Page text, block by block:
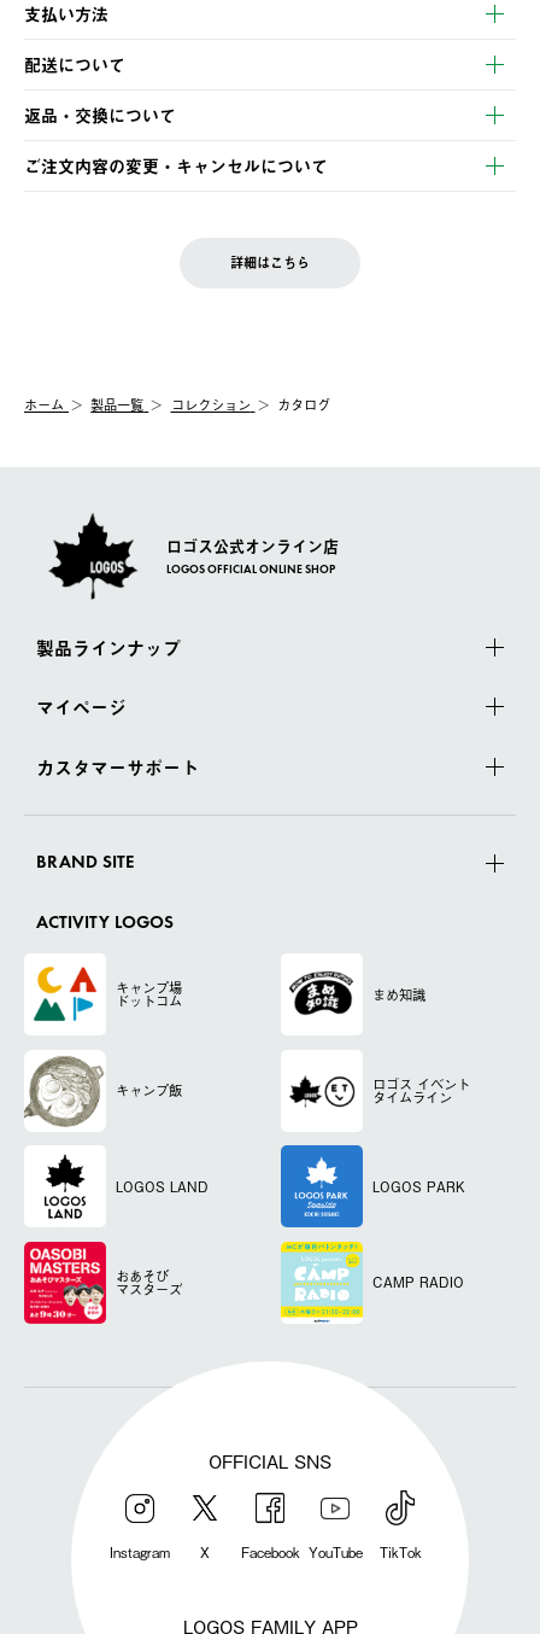
支払い方法
以下のいずれかの方法でお支払いいただけます。
・クレジットカード決済
・コンビニ決済
・Pay-easy決済
配送について
【発送スケジュール】
ご注文・ご入金完了より2営業日以内に商品を発送いたします。
土日祝の発送はございませんので、木曜日以降のご注文は週明け
の発送となる場合がございます。
【配送業者】
佐川急便にて配送されます。
返品・交換について
※お客様都合の場合
お客様都合の返品にかかる送料は、お客様ご負担とさせていただ
む）は受け付けておりません。
一度お手元の商品を返品いただき、ご希望商品を再注文してくだ
ご注文内容の変更・キャンセルについて
LOGOS FAMILY会員の方は、会員マイページ内 購入履歴画面に
詳細はこちら
ホーム 製品一覧 コレクション カタログ
ロゴス公式オンライン店
LOGOS OFFICIAL ONLINE SHOP
製品ラインナップ
マイページ
カスタマーサポート
BRAND SITE
ACTIVITY LOGOS
キャンプ場
ドットコム まめ知識
キャンプ飯 ロゴス イベント
タイムライン
LOGOS LAND LOGOS PARK
おあそび
マスターズ CAMP RADIO
OFFICIAL SNS
Instagram X Facebook YouTube TikTok
LOGOS FAMILY APP